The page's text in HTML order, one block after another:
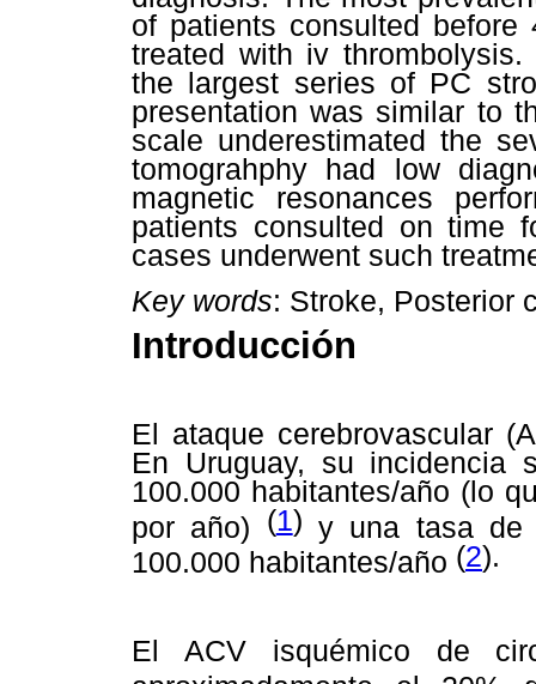
of patients consulted
treated with iv thrombolysis.
the largest series of PC
presentation was similar to
scale underestimated the
tomograhphy had low
magnetic resonances
patients consulted on time
cases underwent such
Key words: Stroke, Posterior
Introducción
El ataque cerebrovascular
En Uruguay, su incidencia
100.000 habitantes/año (lo
por año) (1) y una tasa de
100.000 habitantes/año (2).
El ACV isquémico de